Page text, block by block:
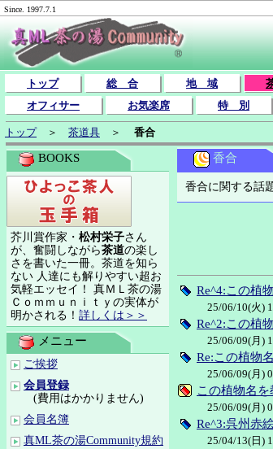
Since. 1997.7.1
トップ 総 合 地 域
オフィサー
お気楽席 特 別
トップ＞ 茶道具 ＞ 香合
香合
香合に関する話題
Re^4:この植
25/06/10(火)
Re^2:この植
25/06/09(月)
Re:この植物
25/06/09(月)
この植物名
25/06/09(月)
Re^3:呉州赤
25/04/13(日)
BOOKS
芥川賞作家・ 松村栄子さん
が、奮闘しながら茶道の楽し
さを書いた一冊。茶道を知ら
ない 人達にも解りやすい超お
気軽エッセイ！ 真ＭＬ茶の湯
Ｃｏｍｍｕｎｉｔｙの実体が
明かされる！ 詳しくは＞＞
メニュー
ご挨拶
会員登録
(費用はかかりません)
会員名簿
真ML茶の湯Community規約